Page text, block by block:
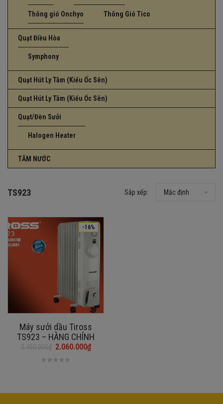
Thông gió Onchyo Thông Gió Tico
Quạt Điều Hòa
Symphony
Quạt Hút Ly Tâm (Kiểu Ốc Sên)
Quạt Hút Ly Tâm (Kiểu Ốc Sên)
Quạt/Đèn Sưởi
Halogen Heater
TĂM NƯỚC
TS923 Sắp xếp: Mặc định
-16%
Máy sưởi dầu Tiross
TS923 – HÀNG CHÍNH
HÃNG
2.450.000₫ 2.060.000₫
2.060.000₫.